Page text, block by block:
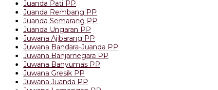
Juanda Pati PP
Juanda Rembang PP
Juanda Semarang PP
Juanda Ungaran PP
Juwana Ajibarang PP
Juwana Bandara-Juanda PP
Juwana Banjarnegara PP
Juwana Banyumas PP
Juwana Gresik PP
Juwana Juanda PP